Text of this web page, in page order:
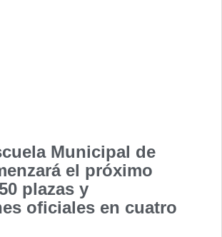
Municipal de
el próximo
plazas y
oficiales en cuatro